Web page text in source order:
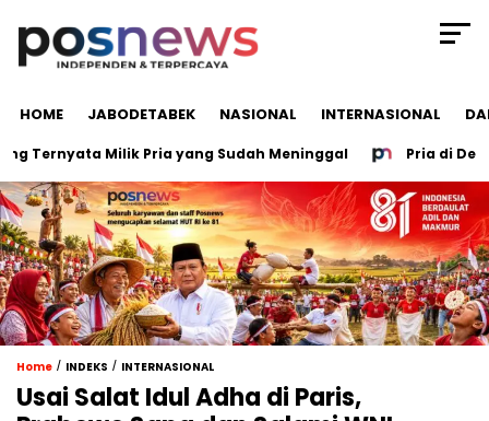
HOME JABODETABEK NASIONAL INTERNASIONAL
Milik Pria yang Sudah Meninggal Pria di Depok
Home / INDEKS / INTERNASIONAL
Usai Salat Idul Adha di Paris,